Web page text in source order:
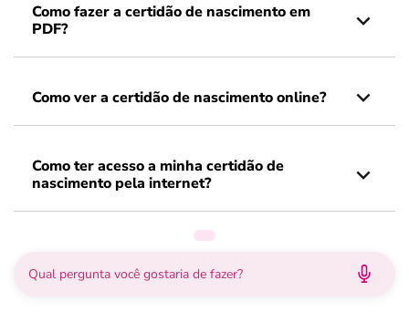
Como fazer a certidão de nascimento em
PDF?
Como ver a certidão de nascimento online?
Como ter acesso a minha certidão de
nascimento pela internet?